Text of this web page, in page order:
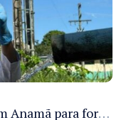
Cosama inicia força-tarefa em Anamã para fortalecer abastecimento de água e segurança hídrica da população